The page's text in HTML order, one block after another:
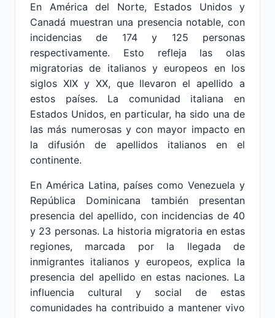
En América del Norte, Estados Unidos y
Canadá muestran una presencia notable, con
incidencias de 174 y 125 personas
respectivamente. Esto refleja las olas
migratorias de italianos y europeos en los
siglos XIX y XX, que llevaron el apellido a
estos países. La comunidad italiana en
Estados Unidos, en particular, ha sido una de
las más numerosas y con mayor impacto en
la difusión de apellidos italianos en el
continente.
En América Latina, países como Venezuela y
República Dominicana también presentan
presencia del apellido, con incidencias de 40
y 23 personas. La historia migratoria en estas
regiones, marcada por la llegada de
inmigrantes italianos y europeos, explica la
presencia del apellido en estas naciones. La
influencia cultural y social de estas
comunidades ha contribuido a mantener vivo